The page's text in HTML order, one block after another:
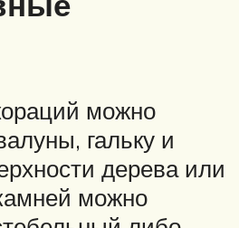
можно
гальку и
дерева или
можно